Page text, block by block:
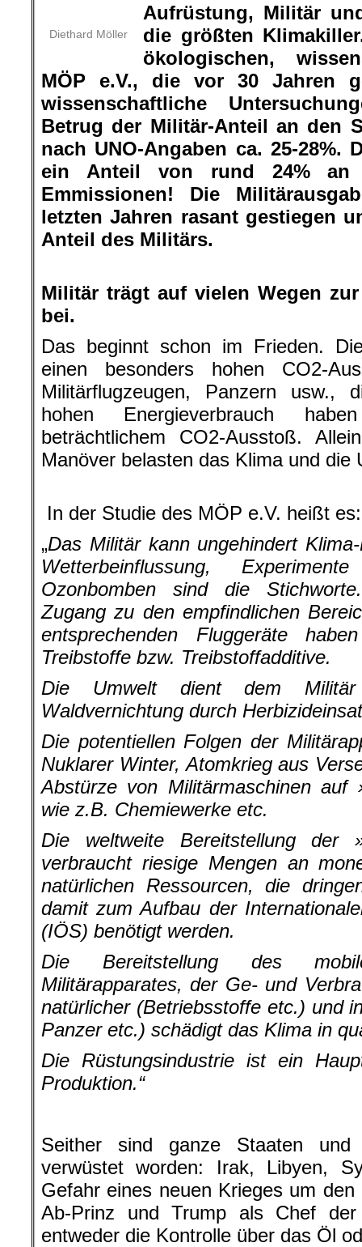
Diethard Möller
Aufrüstung, Militär
die größten
ökologischen,
MÖP e.V., die vor 30 Jahren
wissenschaftliche
Betrug der Militär-Anteil an den
nach UNO-Angaben ca. 25-28%.
ein Anteil von rund 24% an
Emmissionen! Die
letzten Jahren rasant gestiegen
Anteil des Militärs.
Militär trägt auf vielen Wegen
bei.
Das beginnt schon im Frieden.
einen besonders hohen CO2-
Militärflugzeugen, Panzern usw.,
hohen Energieverbrauch
beträchtlichem CO2-Ausstoß.
Manöver belasten das Klima und die
In der Studie des MÖP e.V. heißt es:
„Das Militär kann ungehindert
Wetterbeinflussung,
Ozonbomben sind die
Zugang zu den empfindlichen
entsprechenden Fluggeräte
Treibstoffe bzw. Treibstoffadditive.
Die Umwelt dient dem
Waldvernichtung durch
Die potentiellen Folgen der
Nuklarer Winter, Atomkrieg aus
Abstürze von Militärmaschinen auf
wie z.B. Chemiewerke etc.
Die weltweite Bereitstellung der
verbraucht riesige Mengen an
natürlichen Ressourcen, die
damit zum Aufbau der
(IÖS) benötigt werden.
Die Bereitstellung des
Militärapparates, der Ge- und
natürlicher (Betriebsstoffe etc.) und
Panzer etc.) schädigt das Klima in
Die Rüstungsindustrie ist ein
Produktion.“
Seither sind ganze Staaten und
verwüstet worden: Irak, Libyen,
Gefahr eines neuen Krieges um
Ab-Prinz und Trump als Chef
entweder die Kontrolle über das Öl